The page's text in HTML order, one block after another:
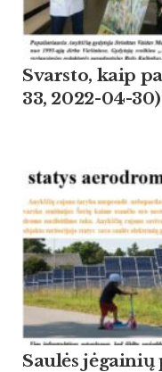
Svarsto, kaip
33, 2022-04-30)
Saulės